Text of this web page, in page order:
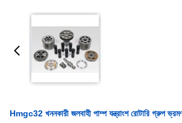
Hmgc32 খননকারী জলবাহী পাম্প যন্ত্রাংশ রোটারি গ্রুপ